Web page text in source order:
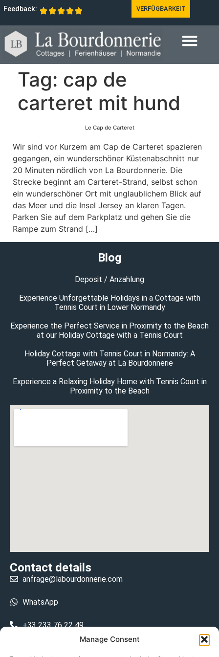
Manage Consent
Feedback: VERFÜGBARKEIT
Tag: cap de
carteret mit hund
Le Cap de Carteret
Wir sind vor Kurzem am Cap de Carteret spazieren
gegangen, ein wunderschöner Küstenabschnitt nur
20 Minuten nördlich von La Bourdonnerie. Die
Strecke beginnt am Carteret-Strand, selbst schon
ein wunderschöner Ort mit unglaublichem Blick auf
das Meer und die Insel Jersey an klaren Tagen.
Parken Sie auf dem Parkplatz und gehen Sie die
Rampe zum Strand […]
Blog
Deposit / Anzahlung
Experience Unforgettable Holidays in a Cottage with
Tennis Court in Lower Normandy
Experience the Perfect Service in Proximity to the Beach
at our Holiday Cottage with a Tennis Court
Holiday Cottage with Tennis Court in Normandy: A
Perfect Getaway at La Bourdonnerie
Experience a Relaxing Holiday Home with Tennis Court in
Proximity to the Beach
Contact details
anfrage@labourdonnerie.com
WhatsApp
+33 233 76 22 49